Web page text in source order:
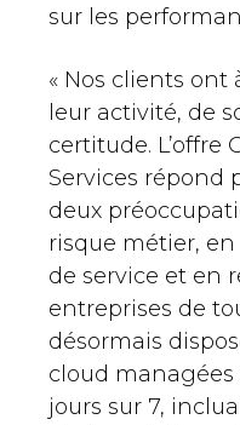
sur les
« Nos clients ont
leur activité, de
certitude. L’offre
Services répond
deux
risque métier,
de service et en
entreprises de
désormais
cloud managées
jours sur 7,